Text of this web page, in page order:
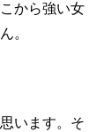
から強い女
。
います。そ